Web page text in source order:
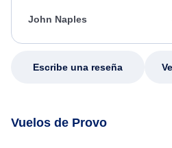
appreciate her excellent service.
John Naples
Escribe una reseña
Vuelos de Provo